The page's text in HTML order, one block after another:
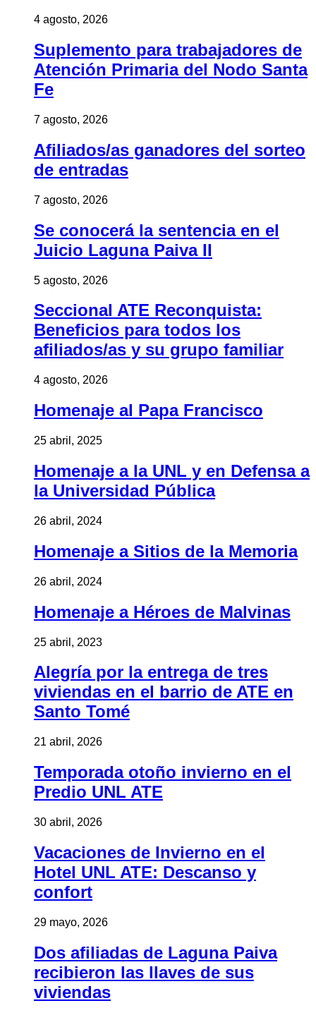
4 agosto, 2026
Suplemento para trabajadores de
Atención Primaria del Nodo Santa
Fe
7 agosto, 2026
Afiliados/as ganadores del sorteo
de entradas
7 agosto, 2026
Se conocerá la sentencia en el
Juicio Laguna Paiva II
5 agosto, 2026
Seccional ATE Reconquista:
Beneficios para todos los
afiliados/as y su grupo familiar
4 agosto, 2026
Homenaje al Papa Francisco
25 abril, 2025
Homenaje a la UNL y en Defensa a
la Universidad Pública
26 abril, 2024
Homenaje a Sitios de la Memoria
26 abril, 2024
Homenaje a Héroes de Malvinas
25 abril, 2023
Alegría por la entrega de tres
viviendas en el barrio de ATE en
Santo Tomé
21 abril, 2026
Temporada otoño invierno en el
Predio UNL ATE
30 abril, 2026
Vacaciones de Invierno en el
Hotel UNL ATE: Descanso y
confort
29 mayo, 2026
Dos afiliadas de Laguna Paiva
recibieron las llaves de sus
viviendas